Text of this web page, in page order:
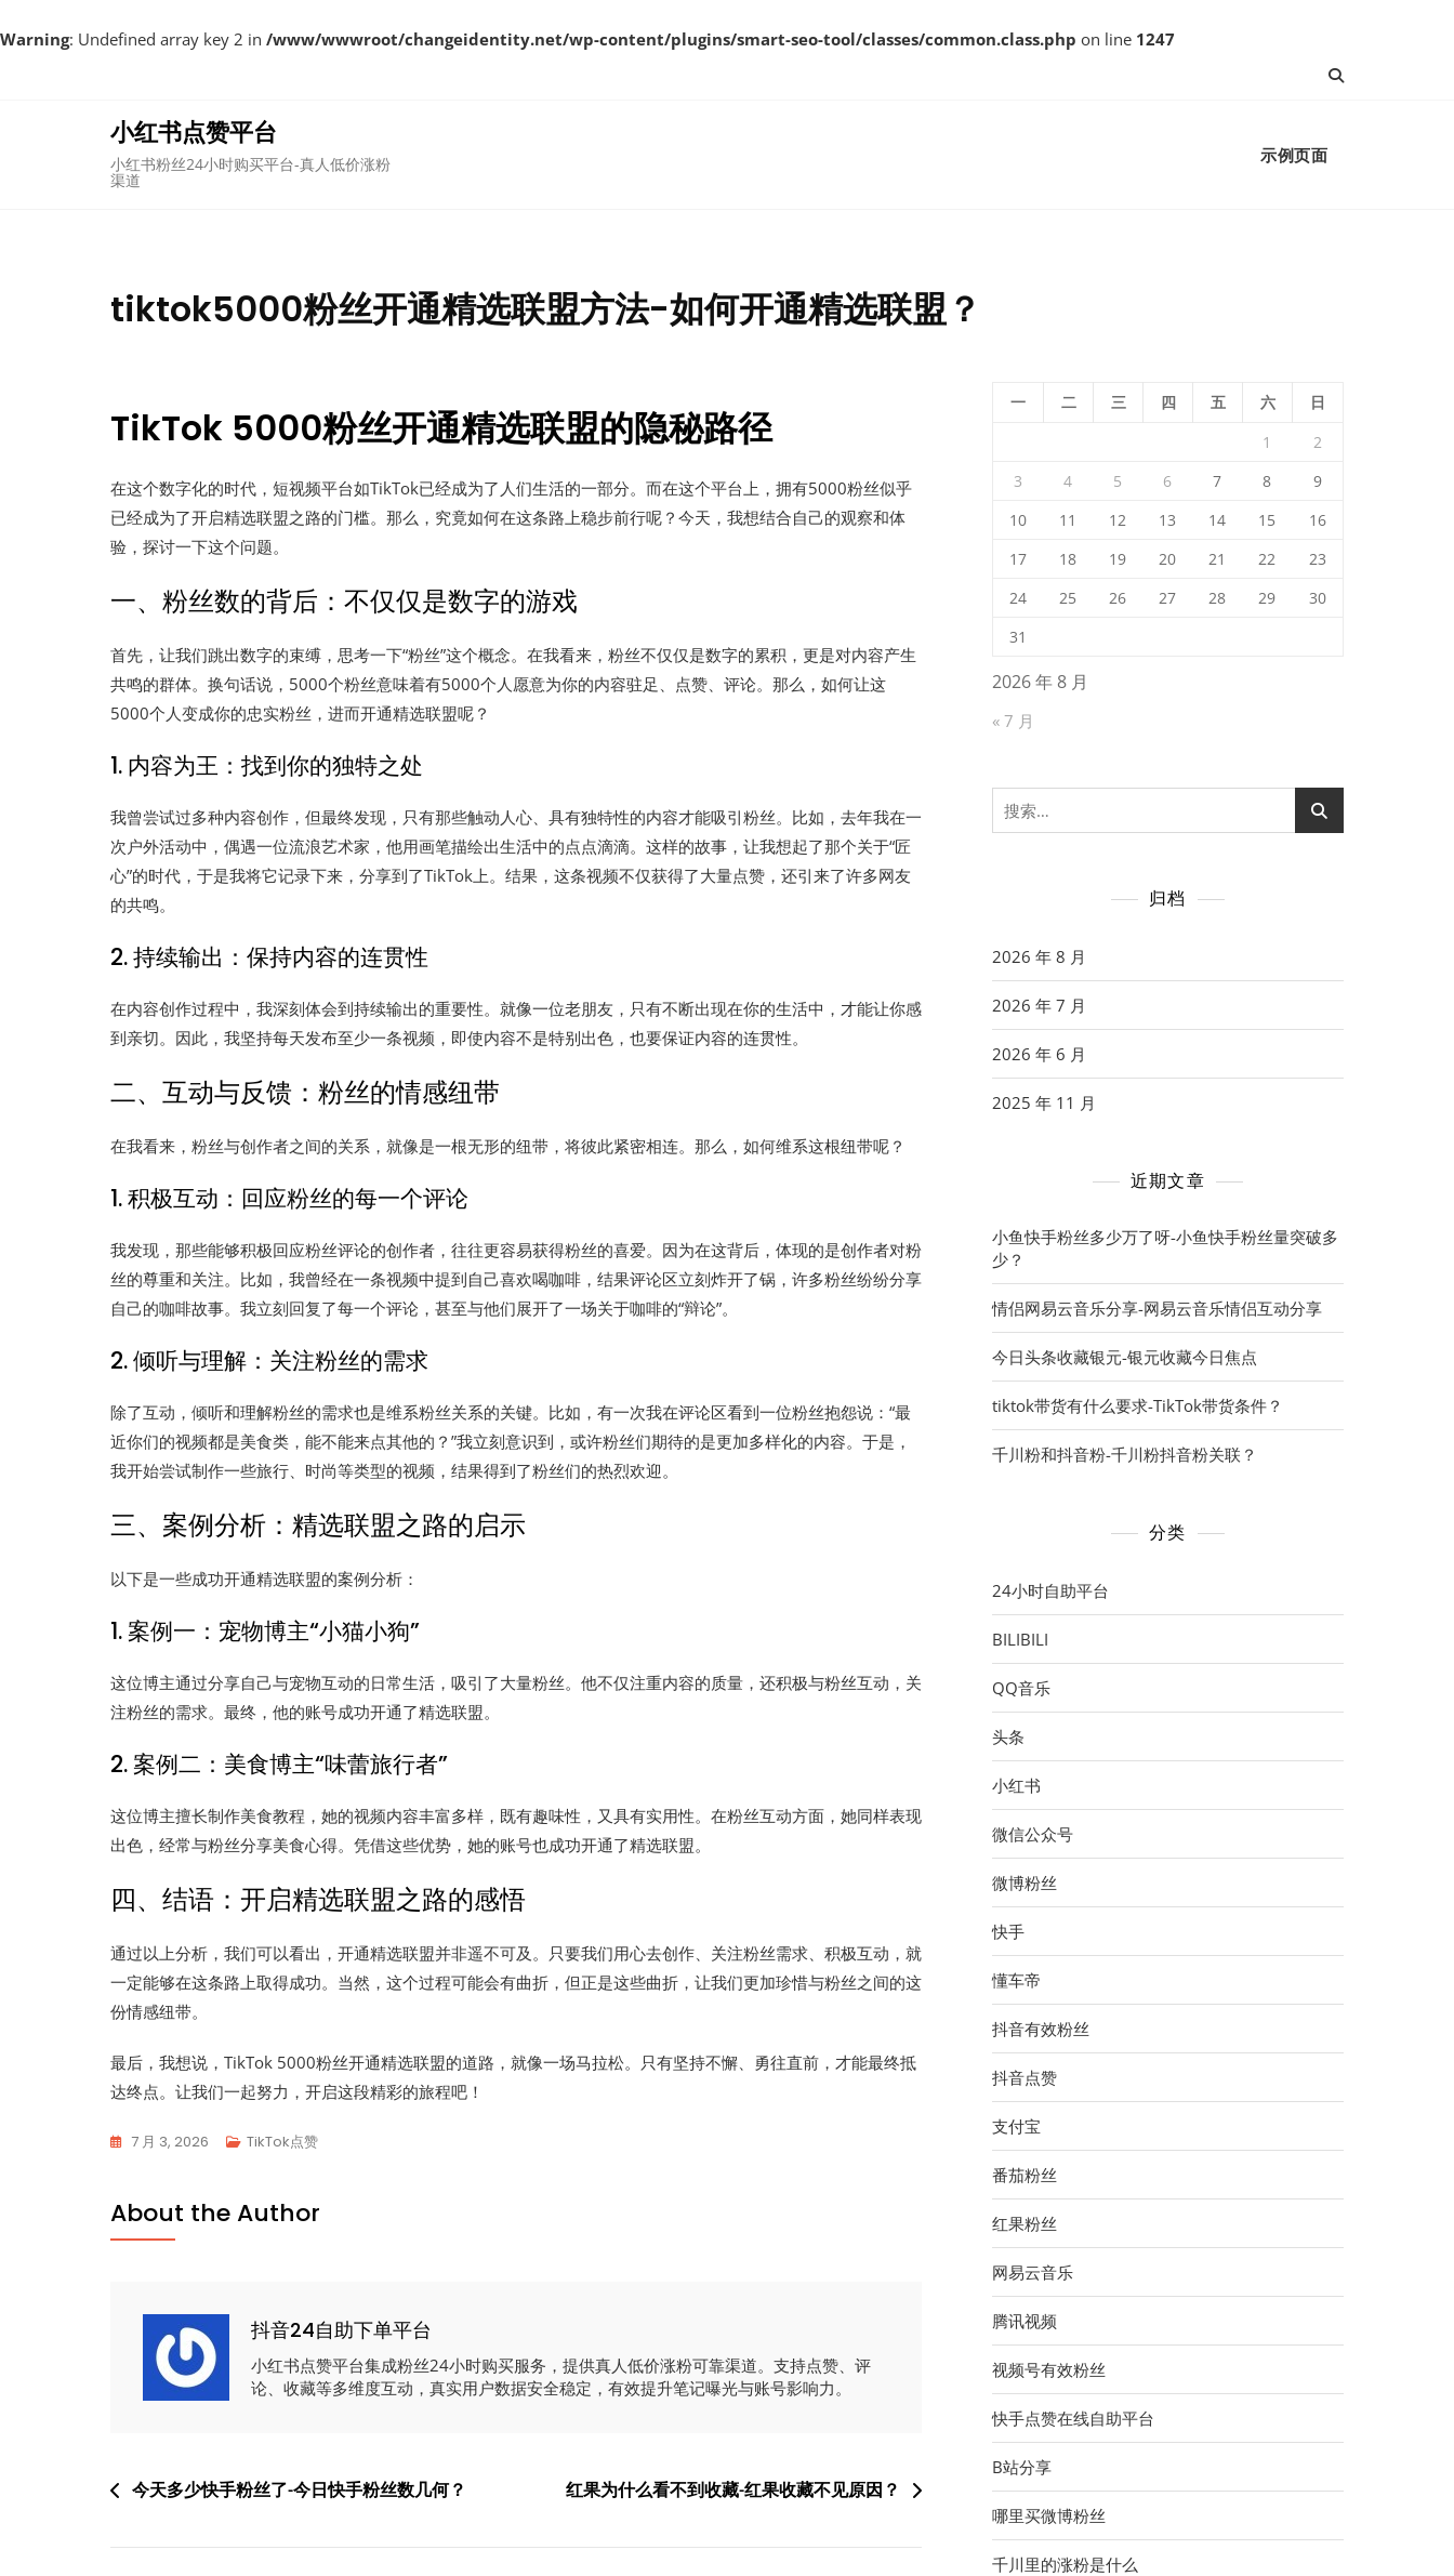
Warning: Undefined array key 2 in /www/wwwroot/changeidentity.net/wp-content/plugins/smart-seo-tool/classes/common.class.php on line 1247
小红书点赞平台
小红书粉丝24小时购买平台-真人低价涨粉
渠道
示例页面
tiktok5000粉丝开通精选联盟方法-如何开通精选联盟？
TikTok 5000粉丝开通精选联盟的隐秘路径
在这个数字化的时代，短视频平台如TikTok已经成为了人们生活的一部分。而在这个平台上，拥有5000粉丝似乎
已经成为了开启精选联盟之路的门槛。那么，究竟如何在这条路上稳步前行呢？今天，我想结合自己的观察和体
验，探讨一下这个问题。
一、粉丝数的背后：不仅仅是数字的游戏
首先，让我们跳出数字的束缚，思考一下“粉丝”这个概念。在我看来，粉丝不仅仅是数字的累积，更是对内容产生
共鸣的群体。换句话说，5000个粉丝意味着有5000个人愿意为你的内容驻足、点赞、评论。那么，如何让这
5000个人变成你的忠实粉丝，进而开通精选联盟呢？
1. 内容为王：找到你的独特之处
我曾尝试过多种内容创作，但最终发现，只有那些触动人心、具有独特性的内容才能吸引粉丝。比如，去年我在一
次户外活动中，偶遇一位流浪艺术家，他用画笔描绘出生活中的点点滴滴。这样的故事，让我想起了那个关于“匠
心”的时代，于是我将它记录下来，分享到了TikTok上。结果，这条视频不仅获得了大量点赞，还引来了许多网友
的共鸣。
2. 持续输出：保持内容的连贯性
在内容创作过程中，我深刻体会到持续输出的重要性。就像一位老朋友，只有不断出现在你的生活中，才能让你感
到亲切。因此，我坚持每天发布至少一条视频，即使内容不是特别出色，也要保证内容的连贯性。
二、互动与反馈：粉丝的情感纽带
在我看来，粉丝与创作者之间的关系，就像是一根无形的纽带，将彼此紧密相连。那么，如何维系这根纽带呢？
1. 积极互动：回应粉丝的每一个评论
我发现，那些能够积极回应粉丝评论的创作者，往往更容易获得粉丝的喜爱。因为在这背后，体现的是创作者对粉
丝的尊重和关注。比如，我曾经在一条视频中提到自己喜欢喝咖啡，结果评论区立刻炸开了锅，许多粉丝纷纷分享
自己的咖啡故事。我立刻回复了每一个评论，甚至与他们展开了一场关于咖啡的“辩论”。
2. 倾听与理解：关注粉丝的需求
除了互动，倾听和理解粉丝的需求也是维系粉丝关系的关键。比如，有一次我在评论区看到一位粉丝抱怨说：“最
近你们的视频都是美食类，能不能来点其他的？”我立刻意识到，或许粉丝们期待的是更加多样化的内容。于是，
我开始尝试制作一些旅行、时尚等类型的视频，结果得到了粉丝们的热烈欢迎。
三、案例分析：精选联盟之路的启示
以下是一些成功开通精选联盟的案例分析：
1. 案例一：宠物博主“小猫小狗”
这位博主通过分享自己与宠物互动的日常生活，吸引了大量粉丝。他不仅注重内容的质量，还积极与粉丝互动，关
注粉丝的需求。最终，他的账号成功开通了精选联盟。
2. 案例二：美食博主“味蕾旅行者”
这位博主擅长制作美食教程，她的视频内容丰富多样，既有趣味性，又具有实用性。在粉丝互动方面，她同样表现
出色，经常与粉丝分享美食心得。凭借这些优势，她的账号也成功开通了精选联盟。
四、结语：开启精选联盟之路的感悟
通过以上分析，我们可以看出，开通精选联盟并非遥不可及。只要我们用心去创作、关注粉丝需求、积极互动，就
一定能够在这条路上取得成功。当然，这个过程可能会有曲折，但正是这些曲折，让我们更加珍惜与粉丝之间的这
份情感纽带。
最后，我想说，TikTok 5000粉丝开通精选联盟的道路，就像一场马拉松。只有坚持不懈、勇往直前，才能最终抵
达终点。让我们一起努力，开启这段精彩的旅程吧！
7 月 3, 2026 TikTok点赞
About the Author
抖音24自助下单平台
小红书点赞平台集成粉丝24小时购买服务，提供真人低价涨粉可靠渠道。支持点赞、评
论、收藏等多维度互动，真实用户数据安全稳定，有效提升笔记曝光与账号影响力。
文今天多少快手粉丝了-今日快手粉丝数几何？ 红果为什么看不到收藏-红果收藏不见原因？
2026 年 8 月
一 二 三 四 五 六
日
1
2
3
4 5 6 7 8
9
10
11 12 13 14 15
16
17
18 19 20 21 22
23
24
25 26 27 28 29
30
31
« 7 月
搜
索：
归档
2026 年 8 月
2026 年 7 月
2026 年 6 月
2025 年 11 月
近期文章
小鱼快手粉丝多少万了呀-小鱼快手粉丝量突破多
少？
情侣网易云音乐分享-网易云音乐情侣互动分享
今日头条收藏银元-银元收藏今日焦点
tiktok带货有什么要求-TikTok带货条件？
千川粉和抖音粉-千川粉抖音粉关联？
分类
24小时自助平台
BILIBILI
QQ音乐
头条
小红书
微信公众号
微博粉丝
快手
懂车帝
抖音有效粉丝
抖音点赞
支付宝
番茄粉丝
红果粉丝
网易云音乐
腾讯视频
视频号有效粉丝
快手点赞在线自助平台
B站分享
哪里买微博粉丝
千川里的涨粉是什么